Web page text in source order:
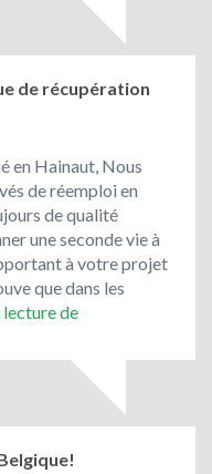
bleu
dude récupération
en Hainaut, Nous
de réemploi en
de qualité
une seconde vie à
à votre projet
que dans les
deLe
les
pavés
de